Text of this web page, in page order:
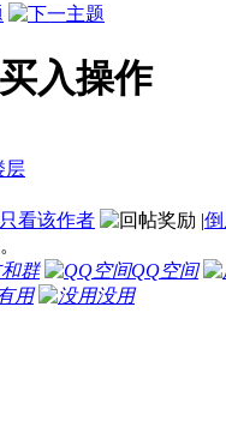
入操作
只看该作者 |
群
QQ空间
用
没用